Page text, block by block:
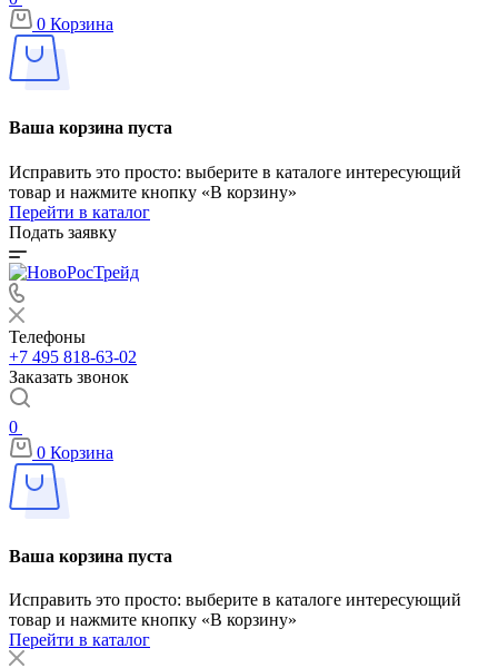
0 Корзина
Ваша корзина пуста
Исправить это просто: выберите в каталоге интересующий
товар и нажмите кнопку «В корзину»
Перейти в каталог
Подать заявку
Телефоны
+7 495 818-63-02
Заказать звонок
0
0 Корзина
Ваша корзина пуста
Исправить это просто: выберите в каталоге интересующий
товар и нажмите кнопку «В корзину»
Перейти в каталог